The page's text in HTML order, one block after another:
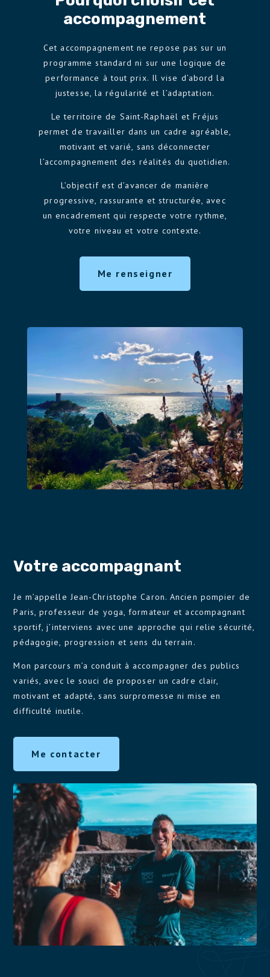
accompagnement
Cet accompagnement ne repose pas sur un
programme standard ni sur une logique de
performance à tout prix. Il vise d’abord la
justesse, la régularité et l’adaptation.
Le territoire de Saint-Raphaël et Fréjus
permet de travailler dans un cadre agréable,
motivant et varié, sans déconnecter
l’accompagnement des réalités du quotidien.
L’objectif est d’avancer de manière
progressive, rassurante et structurée, avec
un encadrement qui respecte votre rythme,
votre niveau et votre contexte.
Me renseigner
Votre accompagnant
Je m’appelle Jean-Christophe Caron. Ancien pompier de
Paris, professeur de yoga, formateur et accompagnant
sportif, j’interviens avec une approche qui relie sécurité,
pédagogie, progression et sens du terrain.
Mon parcours m’a conduit à accompagner des publics
variés, avec le souci de proposer un cadre clair,
motivant et adapté, sans surpromesse ni mise en
difficulté inutile.
Me contacter